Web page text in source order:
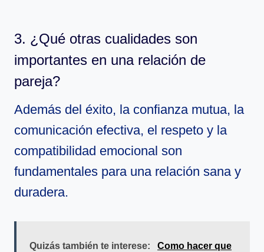
3. ¿Qué otras cualidades son
importantes en una relación de
pareja?
Además del éxito, la confianza mutua, la
comunicación efectiva, el respeto y la
compatibilidad emocional son
fundamentales para una relación sana y
duradera.
Quizás también te interese: Como hacer que